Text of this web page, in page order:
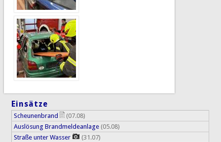
Einsätze
Scheunenbrand
(07.08)
Auslösung Brandmeldeanlage (05.08)
Straße unter Wasser
(31.07)